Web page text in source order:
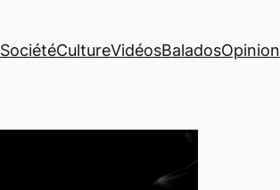
SociétéCultureVidéosBaladosOpinion